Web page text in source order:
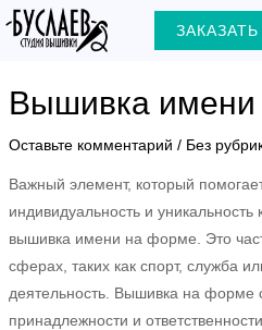
Перейти
ЗАКАЗАТЬ
Вышивка
Оставьте комментарий / Без
Важный элемент, который
индивидуальность и уникальность
вышивка имени на форме. Это
сферах, таких как спорт, служба
деятельность. Вышивка на
принадлежности и
Навигация
по